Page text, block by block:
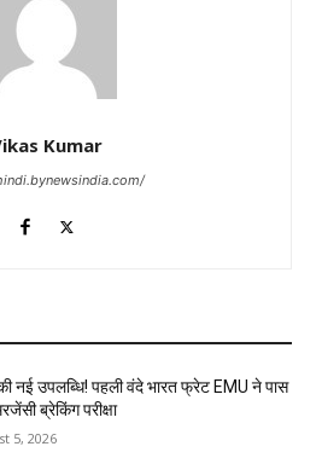
Kumar
नई उपलब्धि! पहली वंदे भारत फ्रेट EMU ने पास
ब्रेकिंग परीक्षा
5, 2026